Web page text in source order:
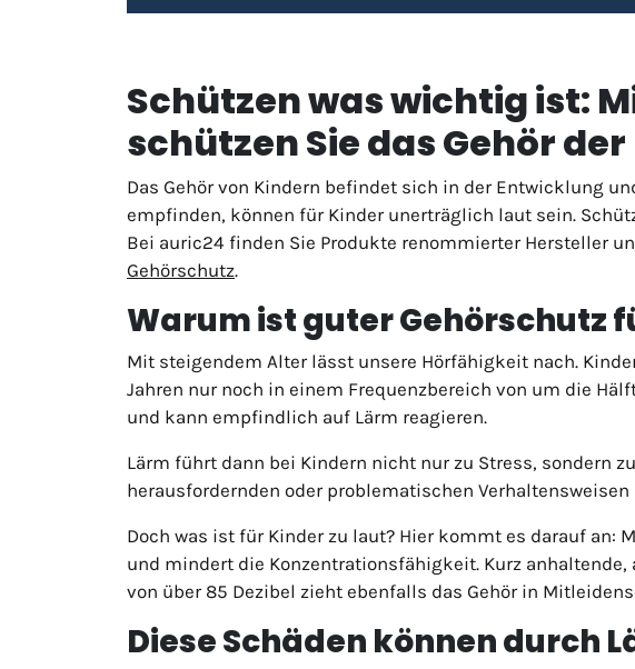
Schützen was wichtig ist:
schützen Sie das Gehör
Das Gehör von Kindern befindet sich in der Entwicklung
empfinden, können für Kinder unerträglich laut sein.
Bei auric24 finden Sie Produkte renommierter Hersteller
Gehörschutz.
Warum ist guter Gehörschutz
Mit steigendem Alter lässt unsere Hörfähigkeit nach.
Jahren nur noch in einem Frequenzbereich von um die
und kann empfindlich auf Lärm reagieren.
Lärm führt dann bei Kindern nicht nur zu Stress, sondern
herausfordernden oder problematischen
Doch was ist für Kinder zu laut? Hier kommt es darauf an:
und mindert die Konzentrationsfähigkeit. Kurz anhaltende,
von über 85 Dezibel zieht ebenfalls das Gehör in
Diese Schäden können durch